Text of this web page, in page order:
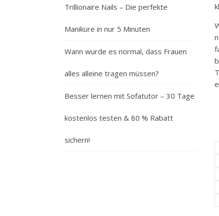
Trillionaire Nails – Die perfekte
Maniküre in nur 5 Minuten
Wann wurde es normal, dass Frauen
alles alleine tragen müssen?
Besser lernen mit Sofatutor – 30 Tage
kostenlos testen & 80 % Rabatt
sichern!